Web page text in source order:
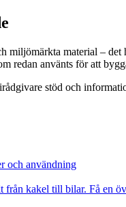
miljömärkta material –
redan använts för att
stöd och
och användning
kakel till bilar. Få en